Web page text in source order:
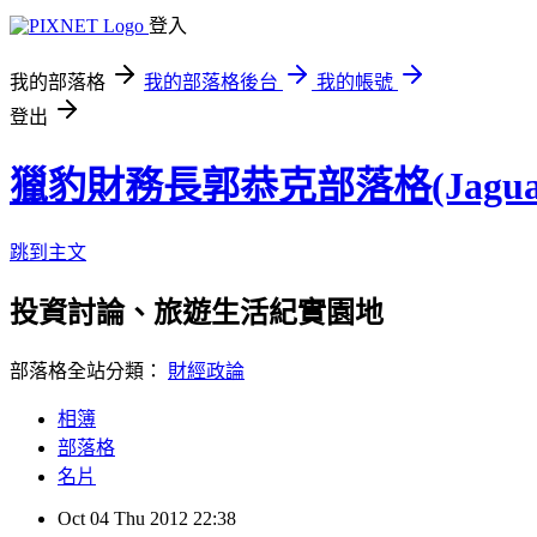
登入
我的部落格 我的部落格後台
我的帳號
登出
獵豹財務長郭恭克部落格
跳到主文
投資討論、旅遊生活紀實園地
部落格全站分類： 財經政論
相簿
部落格
名片
Oct 04 Thu 2012 22:38